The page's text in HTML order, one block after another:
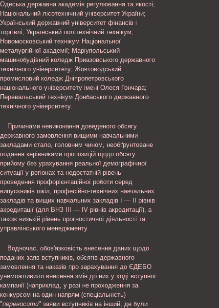
Одеська державна академія регулювання та якості;
Національний лісотехнічний університет України;
Український державний університет фінансів і
торгівлі; Український політехнічний технікум;
Новомосковський технікум Національної
металургійної академії; Маріупольський
машинобудівний коледж Приазовського державного
технічного університету; Жовтоводський
промисловий коледж Дніпропетровського
національного університету імені Олеся Гончара;
Перевальський технікум Донбаського державного
технічного університету.
Причинами невиконання доведеного обсягу
державного замовлення вищими навчальними
закладами стало, головним чином, необґрунтоване
подання керівниками пропозицій щодо обсягу
прийому без урахування реальної демографічної
ситуації у регіонах та недостатній рівень
проведення профорієнтаційної роботи серед
випускників шкіл, професійно-технічних навчальних
закладів та вищих навчальних закладів I — II рівнів
акредитації (для ВНЗ III — IV рівнів акредитації), а
також низькій рівень прогностичної діяльності та
управлінського менеджменту.
Водночас, обов'язковість внесення даних щодо
поданих заяв вступників, обсягів державного
замовлення та наказів про зарахування до ЄДЕБО
унеможливило внесення змін до них у ході вступної
кампанії (наприклад, у разі не проходження за
конкурсом на один напрям (спеціальність)
"переносити" заяви вступників на інший, де були